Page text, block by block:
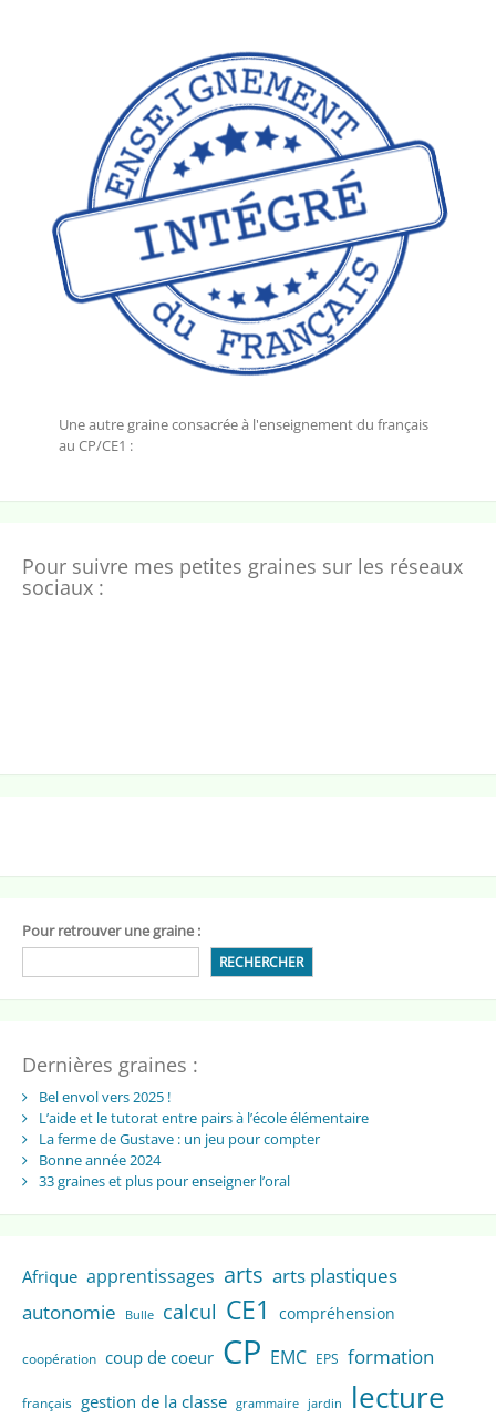
Une autre graine consacrée à l'enseignement du français
au CP/CE1 :
Pour suivre mes petites graines sur les réseaux
sociaux :
Pour retrouver une graine :
RECHERCHER
Dernières graines :
Bel envol vers 2025 !
L’aide et le tutorat entre pairs à l’école élémentaire
La ferme de Gustave : un jeu pour compter
Bonne année 2024
33 graines et plus pour enseigner l’oral
Afrique apprentissages arts arts plastiques
autonomie
Bulle calcul CE1 compréhension
coopération coup de coeur CP EMC EPS formation
français gestion de la classe grammaire jardin lecture